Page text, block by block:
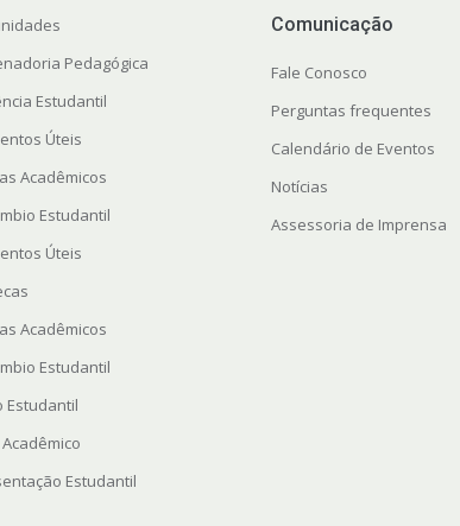
Pedagógica
Estudantil
Úteis
Acadêmicos
Estudantil
Úteis
Acadêmicos
Estudantil
Estudantil
Estudantil
Comunicação
Fale Conosco
Perguntas frequentes
Calendário de Eventos
Notícias
Assessoria de Imprensa